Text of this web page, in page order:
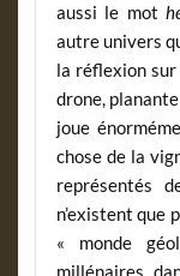
aussi le mot
autre univers
la réflexion
drone,
joue
chose de la
représentés
n’existent que
« monde
millénaires,